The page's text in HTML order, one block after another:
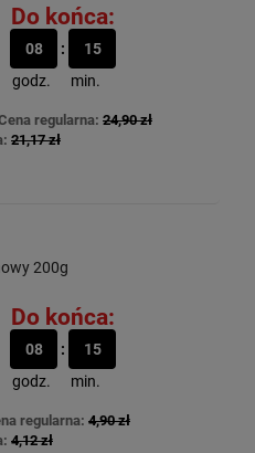
Do końca:
08
godz.
15
min.
regularna: 24,90 zł
21,17 zł
200g
Do końca:
08
godz.
15
min.
regularna: 4,90 zł
4,12 zł